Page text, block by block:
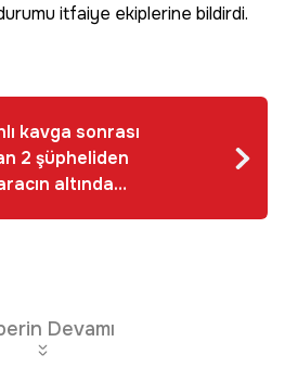
itfaiye ekiplerine bildirdi.
kavga sonrası
2 şüpheliden
altında
Devamı